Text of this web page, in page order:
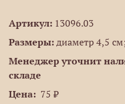
Артикул: 13096.03
Размеры: диаметр 4,5
Менеджер уточнит
складе
Цена: 75 ₽